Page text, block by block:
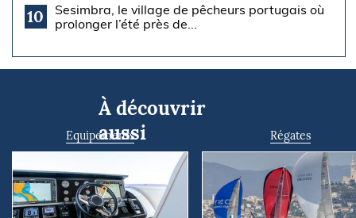
10
Sesimbra, le village de pêcheurs portugais où
prolonger l’été près de...
À découvrir
aussi
Equipements Régates